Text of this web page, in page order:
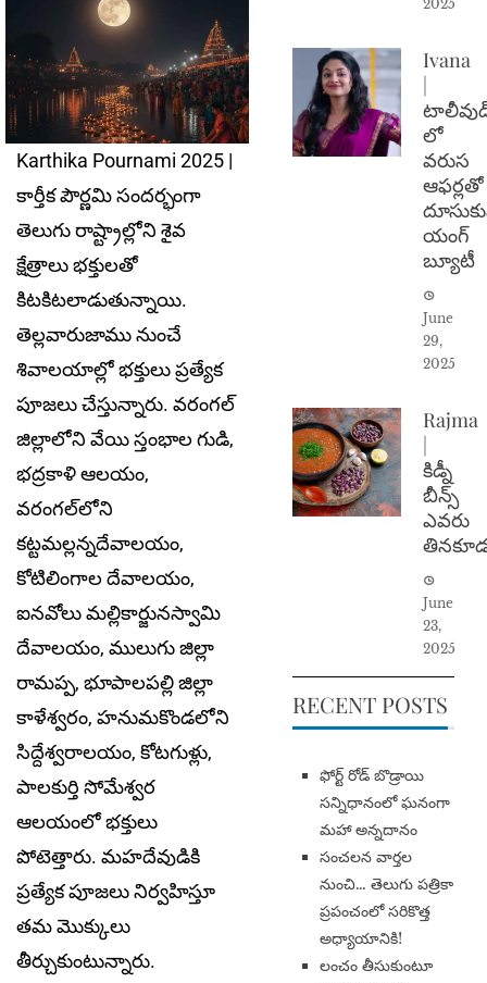
Karthika Pournami 2025 |
కార్తీక పౌర్ణమి సందర్భంగా
తెలుగు రాష్ట్రాల్లోని శైవ
క్షేత్రాలు భక్తులతో
కిటకిటలాడుతున్నాయి.
తెల్లవారుజాము నుంచే
శివాలయాల్లో భక్తులు ప్రత్యేక
పూజలు చేస్తున్నారు. వరంగల్‌
జిల్లాలోని వేయి స్తంభాల గుడి,
భ‌ద్ర‌కాళి ఆల‌యం,
వ‌రంగ‌ల్‌లోని
క‌ట్ట‌మ‌ల్ల‌న్న‌దేవాల‌యం,
కోటిలింగాల దేవాల‌యం,
ఐన‌వోలు మ‌ల్లికార్జున‌స్వామి
దేవాల‌యం, ములుగు జిల్లా
రామప్ప, భూపాల‌ప‌ల్లి జిల్లా
కాళేశ్వరం, హ‌నుమ‌కొండ‌లోని
సిద్దేశ్వరాలయం, కోటగుళ్లు,
పాలకుర్తి సోమేశ్వర
ఆలయంలో భ‌క్తులు
పోటెత్తారు. మ‌హ‌దేవుడికి
ప్రత్యేక పూజలు నిర్వహిస్తూ
త‌మ మొక్కులు
తీర్చుకుంటున్నారు.
2025
Ivana
|
లో
వరుస
ఆఫర్లతో
యంగ్
బ్యూటీ
June
29,
2025
Rajma
|
కిడ్నీ
బీన్స్
ఎవరు
June
23,
2025
RECENT POSTS
​ఫోర్ట్ రోడ్ బొడ్రాయి
సన్నిధానంలో ఘనంగా
మహా అన్నదానం
సంచలన వార్తల
నుంచి… తెలుగు పత్రికా
ప్రపంచంలో సరికొత్త
అధ్యాయానికి!
​లంచం తీసుకుంటూ